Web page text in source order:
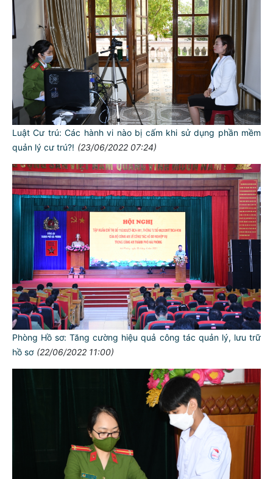
Luật Cư trú: Các hành vi nào bị cấm khi sử dụng phần mềm
quản lý cư trú?! (23/06/2022 07:24)
Phòng Hồ sơ: Tăng cường hiệu quả công tác quản lý, lưu trữ
hồ sơ (22/06/2022 11:00)